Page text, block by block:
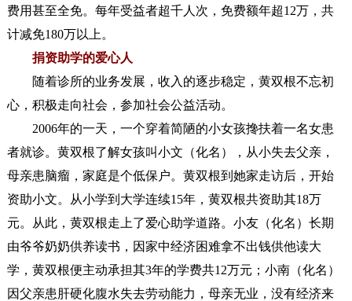
费用甚至全免。每年受益者超千人次，免费额年超12万，共
计减免180万以上。
捐资助学的爱心人
随着诊所的业务发展，收入的逐步稳定，黄双根不忘初
心，积极走向社会，参加社会公益活动。
2006年的一天，一个穿着简陋的小女孩搀扶着一名女患
者就诊。黄双根了解女孩叫小文（化名 ），从小失去父亲，
母亲患脑瘤，家庭是个低保户。黄双根到她家走访后，开始
资助小文。从小学到大学连续15年，黄双根共资助其18万
元。从此，黄双根走上了爱心助学道路。小友（化名）长期
由爷爷奶奶供养读书，因家中经济困难拿不出钱供他读大
学，黄双根便主动承担其3年的学费共12万元；小南（化名）
因父亲患肝硬化腹水失去劳动能力，母亲无业，没有经济来